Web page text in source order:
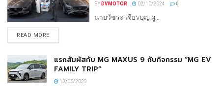
BY DVMOTOR 02/10/2024 0
นายวัชระ เจียรบุญ ผู...
READ MORE
แรกสัมผัสกับ MG MAXUS 9 กับกิจกรรม “MG EV
FAMILY TRIP”
13/06/2023